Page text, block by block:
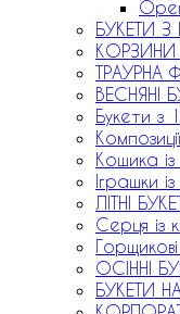
БУКЕТИ З
КОРЗИНИ
ТРАУРНА
ВЕСНЯНІ
Букети з
Композиції
Кошика із
Іграшки із
ЛІТНІ
Серця із
ОСІННІ
БУКЕТИ